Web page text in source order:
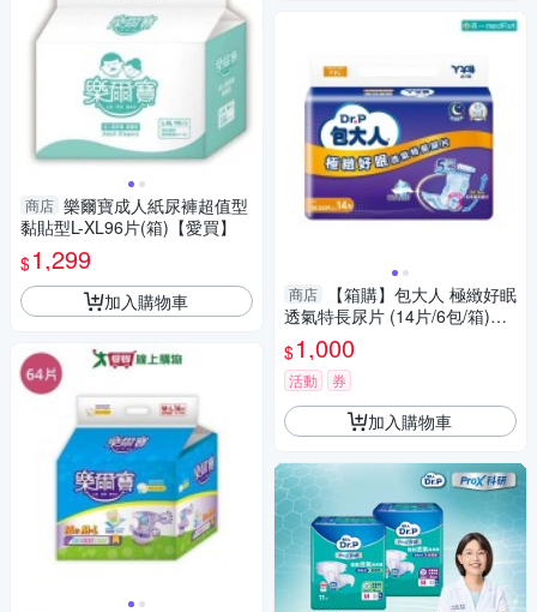
商店 樂爾寶成人紙尿褲超值型
黏貼型L-XL96片(箱)【愛買】
$1,299
加入購物車 商店
【箱購】包大人 極緻好眠
透氣特長尿片 (14片/6包/箱)
【杏一】
$1,000
活動 券
加入購物車